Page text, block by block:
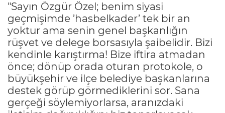
"Sayın Özgür Özel; benim siyasi
geçmişimde ’hasbelkader’ tek bir an
yoktur ama senin genel başkanlığın
rüşvet ve delege borsasıyla şaibelidir. Bizi
kendinle karıştırma! Bize iftira atmadan
önce; dönüp orada oturan protokole, o
büyükşehir ve ilçe belediye başkanlarına
destek görüp görmediklerini sor. Sana
gerçeği söylemiyorlarsa, aranızdaki